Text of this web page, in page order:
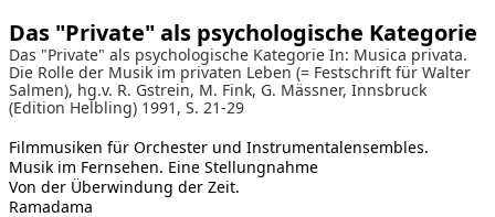
Das "Private" als psychologische Kategorie
Das "Private" als psychologische Kategorie In: Musica privata.
Die Rolle der Musik im privaten Leben (= Festschrift für Walter
Salmen), hg.v. R. Gstrein, M. Fink, G. Mässner, Innsbruck
(Edition Helbling) 1991, S. 21-29
Filmmusiken für Orchester und Instrumentalensembles.
Musik im Fernsehen. Eine Stellungnahme
Von der Überwindung der Zeit.
Ramadama